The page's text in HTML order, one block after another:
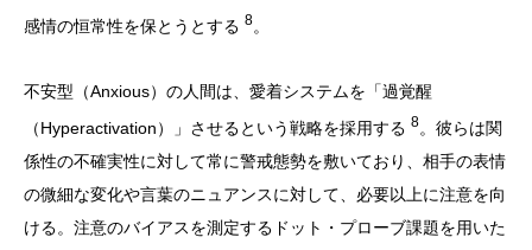
感情の恒常性を保とうとする 8。
不安型（Anxious）の人間は、愛着システムを「過覚醒
（Hyperactivation）」させるという戦略を採用する 8。彼らは関
係性の不確実性に対して常に警戒態勢を敷いており、相手の表情
の微細な変化や言葉のニュアンスに対して、必要以上に注意を向
ける。注意のバイアスを測定するドット・プローブ課題を用いた